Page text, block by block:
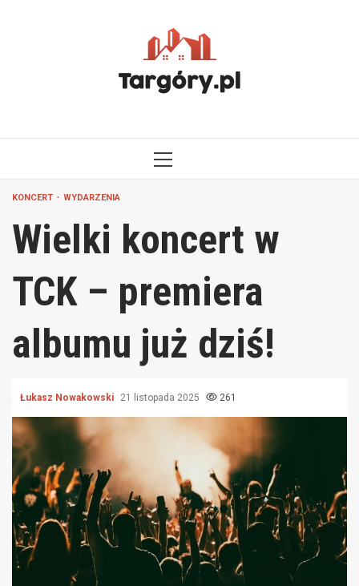
MENU
KONCERT WYDARZENIA
Wielki koncert w
TCK – premiera
albumu już dziś!
Łukasz Nowakowski 21 listopada 2025 261